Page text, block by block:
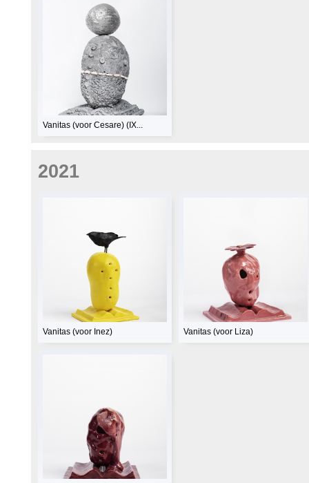
Vanitas (voor Cesare) (IX...
2021
Vanitas (voor Inez) Vanitas (voor Liza)